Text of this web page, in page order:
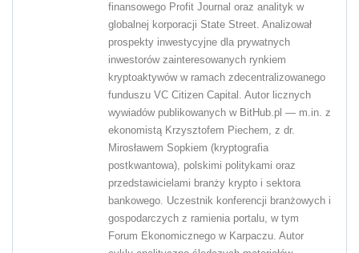
finansowego Profit Journal oraz analityk w
globalnej korporacji State Street. Analizował
prospekty inwestycyjne dla prywatnych
inwestorów zainteresowanych rynkiem
kryptoaktywów w ramach zdecentralizowanego
funduszu VC Citizen Capital. Autor licznych
wywiadów publikowanych w BitHub.pl — m.in. z
ekonomistą Krzysztofem Piechem, z dr.
Mirosławem Sopkiem (kryptografia
postkwantowa), polskimi politykami oraz
przedstawicielami branży krypto i sektora
bankowego. Uczestnik konferencji branżowych i
gospodarczych z ramienia portalu, w tym
Forum Ekonomicznego w Karpaczu. Autor